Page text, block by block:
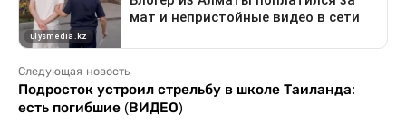
Следующая новость
Подросток устроил стрельбу в школе Таиланда:
есть погибшие (ВИДЕО)